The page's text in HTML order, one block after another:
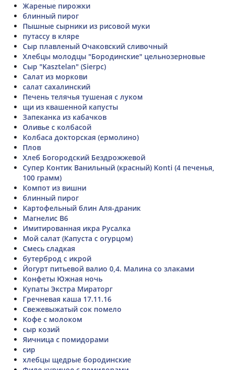
Жареные пирожки
блинный пирог
Пышные сырники из рисовой муки
путассу в кляре
Сыр плавленый Очаковский сливочный
Хлебцы молодцы "Бородинские" цельнозерновые
Сыр "Kasztelan" (Sierpc)
Салат из моркови
салат сахалинский
Печень телячья тушеная с луком
щи из квашенной капусты
Запеканка из кабачков
Оливье с колбасой
Колбаса докторская (ермолино)
Плов
Хлеб Богородский Бездрожжевой
Супер Контик Ванильный (красный) Konti (4 печенья,
100 грамм)
Компот из вишни
блинный пирог
Картофельный блин Аля-драник
Магнелис В6
Имитированная икра Русалка
Мой салат (Капуста с огурцом)
Смесь сладкая
бутерброд с икрой
Йогурт питьевой валио 0,4. Малина со злаками
Конфеты Южная ночь
Купаты Экстра Мираторг
Гречневая каша 17.11.16
Свежевыжатый сок помело
Кофе с молоком
сыр козий
Яичница с помидорами
сир
хлебцы щедрые бородинские